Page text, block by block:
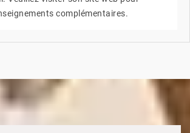
complémentaires.